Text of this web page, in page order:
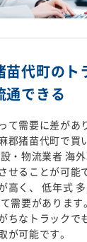
苗代町のト
通できる
て需要に差があ
郡猪苗代町で買
・物流業者 海
せることが可能
高く、 低年式
需要がありま
ちなトラックで
が可能です。